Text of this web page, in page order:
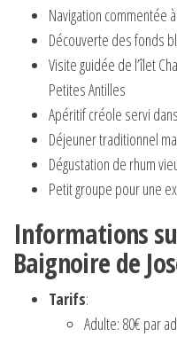
Navigation commentée
Découverte des fonds
Visite guidée de l’îlet
Petites Antilles
Apéritif créole servi
Déjeuner traditionnel
Dégustation de rhum
Petit groupe pour une
Informations
Baignoire de
Tarifs:
Adulte: 80€ par